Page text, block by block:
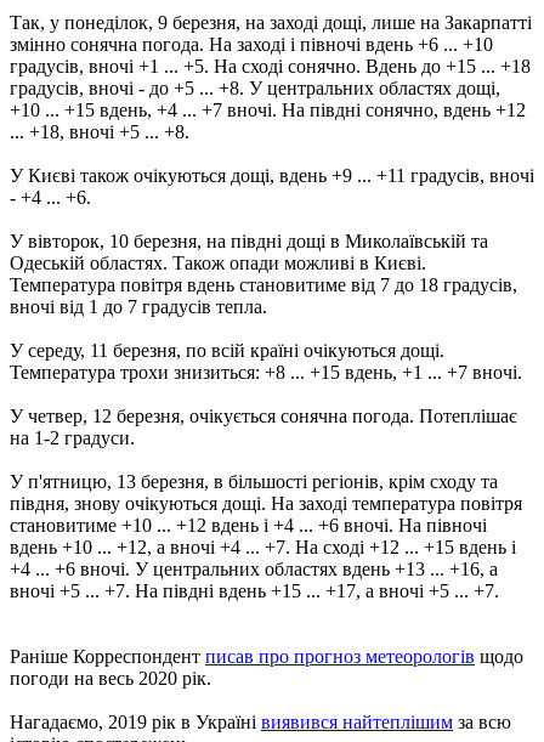
Так, у понеділок, 9 березня, на заході дощі, лише на Закарпатті
змінно сонячна погода. На заході і півночі вдень +6 ... +10
градусів, вночі +1 ... +5. На сході сонячно. Вдень до +15 ... +18
градусів, вночі - до +5 ... +8. У центральних областях дощі,
+10 ... +15 вдень, +4 ... +7 вночі. На півдні сонячно, вдень +12
... +18, вночі +5 ... +8.
У Києві також очікуються дощі, вдень +9 ... +11 градусів, вночі
- +4 ... +6.
У вівторок, 10 березня, на півдні дощі в Миколаївській та
Одеській областях. Також опади можливі в Києві.
Температура повітря вдень становитиме від 7 до 18 градусів,
вночі від 1 до 7 градусів тепла.
У середу, 11 березня, по всій країні очікуються дощі.
Температура трохи знизиться: +8 ... +15 вдень, +1 ... +7 вночі.
У четвер, 12 березня, очікується сонячна погода. Потеплішає
на 1-2 градуси.
У п'ятницю, 13 березня, в більшості регіонів, крім сходу та
півдня, знову очікуються дощі. На заході температура повітря
становитиме +10 ... +12 вдень і +4 ... +6 вночі. На півночі
вдень +10 ... +12, а вночі +4 ... +7. На сході +12 ... +15 вдень і
+4 ... +6 вночі. У центральних областях вдень +13 ... +16, а
вночі +5 ... +7. На півдні вдень +15 ... +17, а вночі +5 ... +7.
Раніше Корреспондент писав про прогноз метеорологів щодо
погоди на весь 2020 рік.
Нагадаємо, 2019 рік в Україні виявився найтеплішим за всю